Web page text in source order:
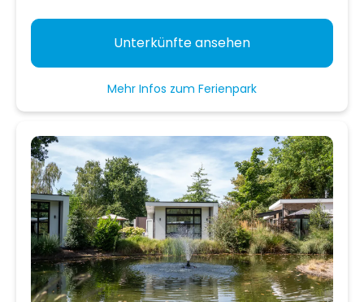
Unterkünfte ansehen
Mehr Infos zum Ferienpark